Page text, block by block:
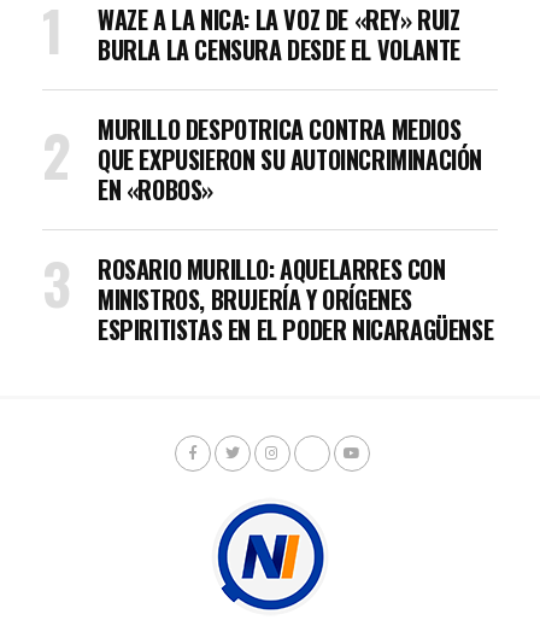
WAZE A LA NICA: LA VOZ DE «REY» RUIZ
BURLA LA CENSURA DESDE EL VOLANTE
MURILLO DESPOTRICA CONTRA MEDIOS
QUE EXPUSIERON SU AUTOINCRIMINACIÓN
EN «ROBOS»
ROSARIO MURILLO: AQUELARRES CON
MINISTROS, BRUJERÍA Y ORÍGENES
ESPIRITISTAS EN EL PODER NICARAGÜENSE